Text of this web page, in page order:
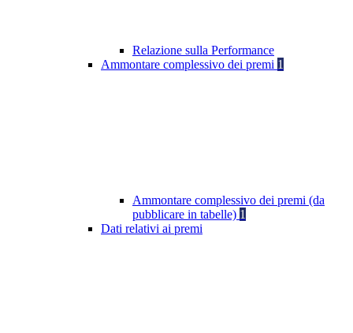
Relazione sulla Performance
Ammontare complessivo dei premi 1
Ammontare complessivo dei premi (da
pubblicare in tabelle) 1
Dati relativi ai premi